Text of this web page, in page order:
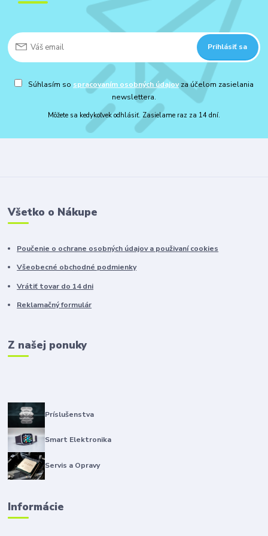
Prihlásiť sa
Súhlasím so spracovaním osobných údajovza účelom zasielania
newslettera.
Môžete sa kedykoľvek odhlásiť. Zasielame raz za 14 dní.
Všetko o Nákupe
Poučenie o ochrane osobných údajov a použivaní cookies
Všeobecné obchodné podmienky
Vrátiť tovar do 14 dni
Reklamačný formulár
Z našej ponuky
Príslušenstva
Smart Elektronika
Servis a Opravy
Informácie